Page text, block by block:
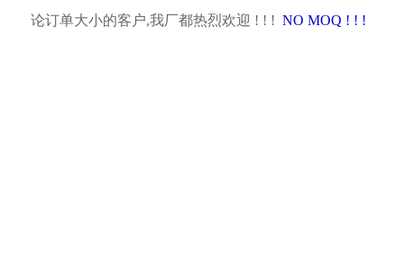
论订单大小的客户,我厂都热烈欢迎 ! ! ! NO MOQ ! ! !